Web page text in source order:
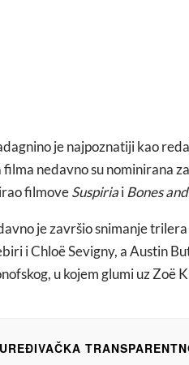
je najpoznatiji kao
filma nedavno su nominirana
filmoveSuspiriaiBones
je završio snimanje trilera
i Chloë Sevigny, a Austin
u kojem glumi uz Zoë
UREĐIVAČKA